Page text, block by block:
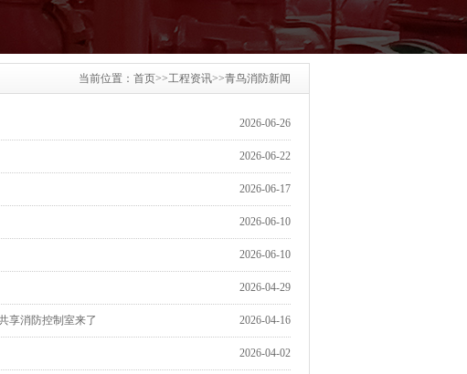
当前位置： 首页>>工程资讯>>青鸟消防新闻
2026-06-26
2026-06-22
2026-06-17
2026-06-10
2026-06-10
2026-04-29
享消防控制室来了 2026-04-16
2026-04-02